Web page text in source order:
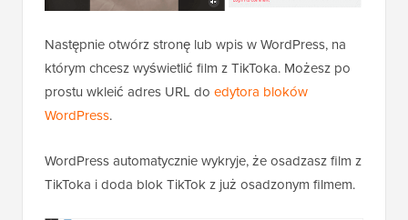
Następnie otwórz stronę lub wpis w WordPress, na
którym chcesz wyświetlić film z TikToka. Możesz po
prostu wkleić adres URL do edytora bloków
WordPress.
WordPress automatycznie wykryje, że osadzasz film z
TikToka i doda blok TikTok z już osadzonym filmem.